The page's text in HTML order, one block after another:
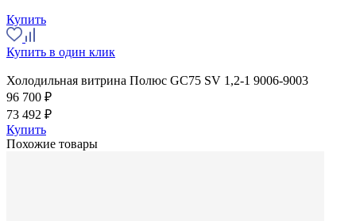
Купить
Купить в один клик
Холодильная витрина Полюс GС75 SV 1,2-1 9006-9003
96 700 ₽
73 492 ₽
Купить
Похожие товары